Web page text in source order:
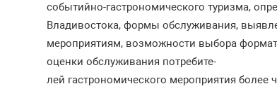
событийно-гастрономического туризма,
Владивостока, формы обслуживания,
мероприятиям, возможности выбора
оценки обслуживания потребите-
лей гастрономического мероприятия более